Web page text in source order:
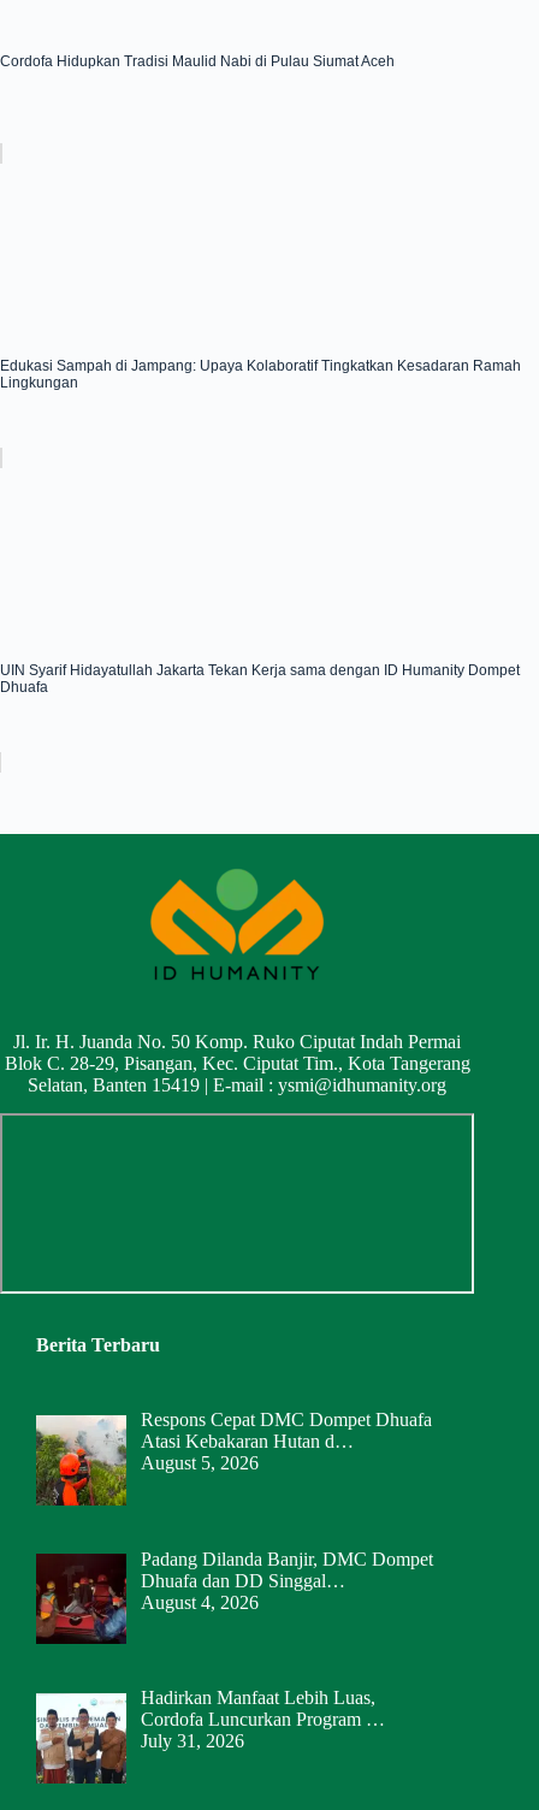
Cordofa Hidupkan Tradisi Maulid Nabi di Pulau Siumat Aceh
Edukasi Sampah di Jampang: Upaya Kolaboratif Tingkatkan Kesadaran Ramah
Lingkungan
UIN Syarif Hidayatullah Jakarta Tekan Kerja sama dengan ID Humanity Dompet
Dhuafa
Jl. Ir. H. Juanda No. 50 Komp. Ruko Ciputat Indah Permai
Blok C. 28-29, Pisangan, Kec. Ciputat Tim., Kota Tangerang
Selatan, Banten 15419 | E-mail :ysmi@idhumanity.org
Berita Terbaru
Respons Cepat DMC Dompet Dhuafa
Atasi Kebakaran Hutan d…
August 5, 2026
Padang Dilanda Banjir, DMC Dompet
Dhuafa dan DD Singgal…
August 4, 2026
Hadirkan Manfaat Lebih Luas,
Cordofa Luncurkan Program …
July 31, 2026